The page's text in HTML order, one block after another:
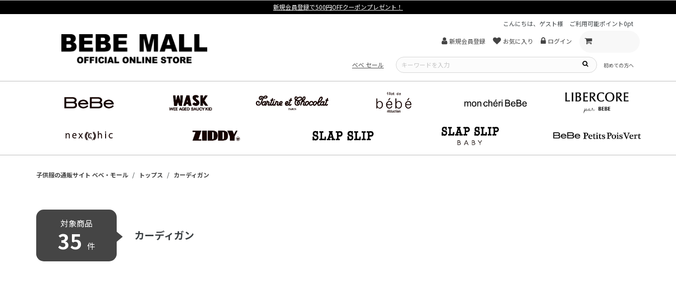
【重要】熊本地震による遅延可能性について
こんにちは、ゲスト様
ご利用可能ポイント0pt
新規会員登録 お気に入り ログイン
べべ セール 初めての方へ
子供服の通販サイト ベベ・モール トップス カーディガン
対象商品
35 件
カーディガン